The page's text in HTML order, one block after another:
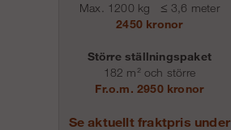
Max. 1200 kg
≤ 3,6 meter
2450 kronor
Större ställningspaket
182 m² och större
Fr.o.m. 2950 kronor
Se aktuellt fraktpris under